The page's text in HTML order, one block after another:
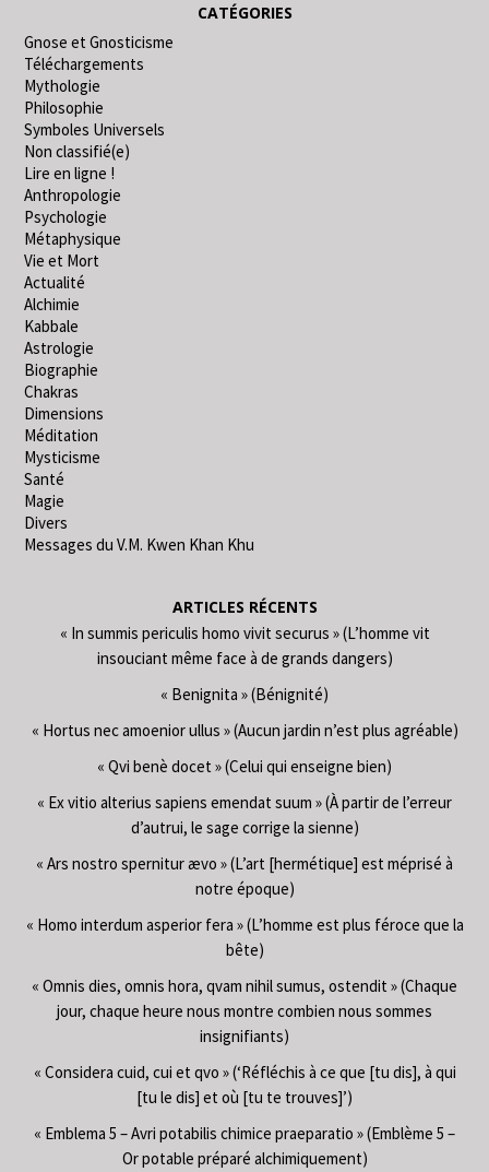
CATÉGORIES
Gnose et Gnosticisme
Téléchargements
Mythologie
Philosophie
Symboles Universels
Non classifié(e)
Lire en ligne !
Anthropologie
Psychologie
Métaphysique
Vie et Mort
Actualité
Alchimie
Kabbale
Astrologie
Biographie
Chakras
Dimensions
Méditation
Mysticisme
Santé
Magie
Divers
Messages du V.M. Kwen Khan Khu
ARTICLES RÉCENTS
« In summis periculis homo vivit securus » (L’homme vit
insouciant même face à de grands dangers)
« Benignita » (Bénignité)
« Hortus nec amoenior ullus » (Aucun jardin n’est plus agréable)
« Qvi benè docet » (Celui qui enseigne bien)
« Ex vitio alterius sapiens emendat suum » (À partir de l’erreur
d’autrui, le sage corrige la sienne)
« Ars nostro spernitur ævo » (L’art [hermétique] est méprisé à
notre époque)
« Homo interdum asperior fera » (L’homme est plus féroce que la
bête)
« Omnis dies, omnis hora, qvam nihil sumus, ostendit » (Chaque
jour, chaque heure nous montre combien nous sommes
insignifiants)
« Considera cuid, cui et qvo » (‘Réfléchis à ce que [tu dis], à qui
[tu le dis] et où [tu te trouves]’)
« Emblema 5 – Avri potabilis chimice praeparatio » (Emblème 5 –
Or potable préparé alchimiquement)